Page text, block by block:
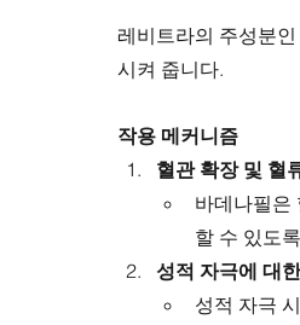
레비트라의 주성분인
시켜 줍니다.
작용 메커니즘
혈관 확장 및 혈
바데나필은
할 수 있도
성적 자극에 대
성적 자극